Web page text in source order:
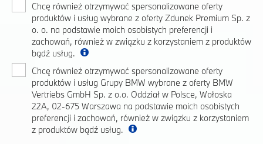
Chcę również otrzymywać spersonalizowane oferty
produktów i usług wybrane z oferty Zdunek Premium Sp. z
o. o. na podstawie moich osobistych preferencji i
zachowań, również w związku z korzystaniem z produktów
bądź usług.
Chcę również otrzymywać spersonalizowane oferty
produktów i usług Grupy BMW wybrane z oferty BMW
Vertriebs GmbH Sp. z o.o. Oddział w Polsce, Wołoska
22A, 02-675 Warszawa na podstawie moich osobistych
preferencji i zachowań, również w związku z korzystaniem
z produktów bądź usług.